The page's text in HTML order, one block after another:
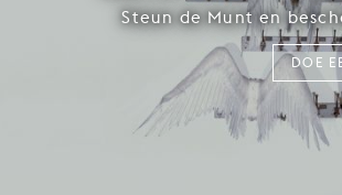
Steun de Munt en
DOE